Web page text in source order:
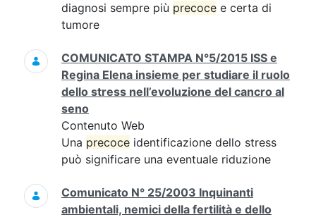
diagnosi sempre più precoce e certa di
tumore
COMUNICATO STAMPA N°5/2015 ISS e
Regina Elena insieme per studiare il ruolo
dello stress nell’evoluzione del cancro al
seno
Contenuto Web
Una precoce identificazione dello stress
può significare una eventuale riduzione
Comunicato N° 25/2003 Inquinanti
ambientali, nemici della fertilità e dello